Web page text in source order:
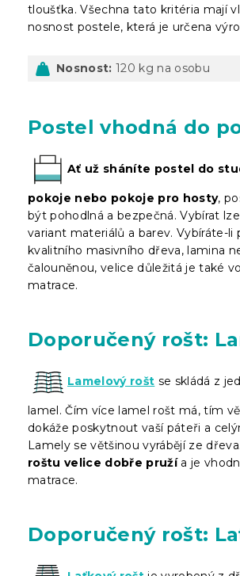
tloušťka. Všechna tato kritéria mají
nosnost postele, která je určena
Nosnost: 120 kg na osobu
Postel vhodná do
Ať už sháníte postel do
pokoje nebo pokoje pro hosty,
být pohodlná a bezpečná. Vybírat
variant materiálů a barev. Vybíráte-li
kvalitního masivního dřeva, lamina
čalouněnou, velice důležitá je také
matrace.
Doporučený rošt:
Lamelový rošt se skládá z
lamel. Čím více lamel rošt má, tím
dokáže poskytnout vaší páteři a
Lamely se většinou vyrábějí ze dřeva.
roštu velice dobře pružía je
matrace.
Doporučený rošt: